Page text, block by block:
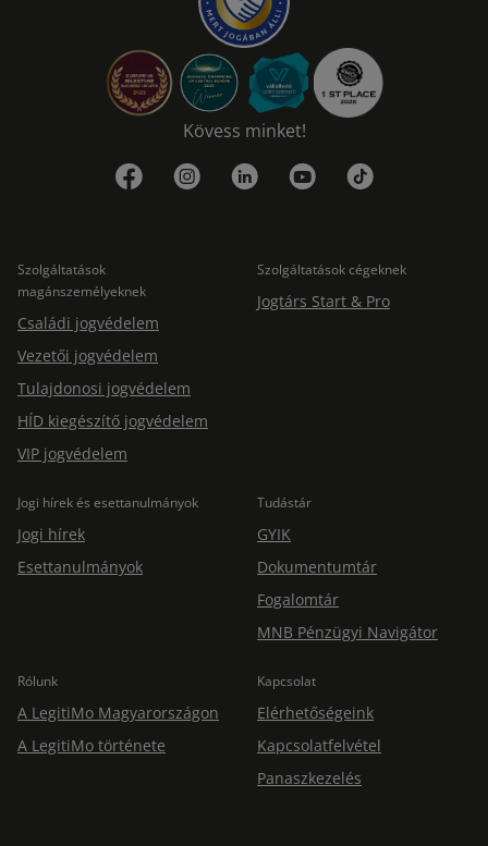
Kövess minket!
Szolgáltatások
magánszemélyeknek
Családi jogvédelem
Vezetői jogvédelem
Tulajdonosi jogvédelem
HÍD kiegészítő jogvédelem
VIP jogvédelem
Szolgáltatások cégeknek
Jogtárs Start & Pro
Jogi hírek és esettanulmányok
Jogi hírek
Esettanulmányok
Tudástár
GYIK
Dokumentumtár
Fogalomtár
MNB Pénzügyi Navigátor
Rólunk
A LegitiMo Magyarországon
A LegitiMo története
Kapcsolat
Elérhetőségeink
Kapcsolatfelvétel
Panaszkezelés